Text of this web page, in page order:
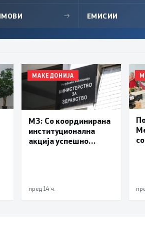
→ ЕМИСИИ
МАКЕДОНИЈА
МЗ: Со координирана
институционална
акција успешно
пред 14 ч.